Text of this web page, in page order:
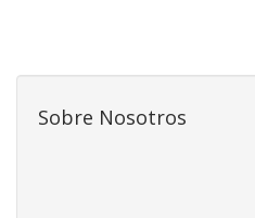
Sobre Nosotros